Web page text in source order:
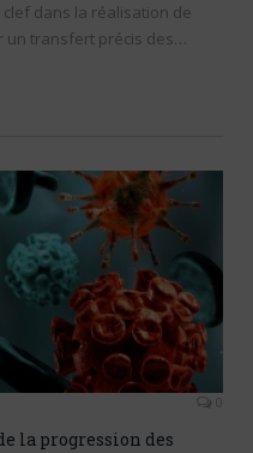
dans la réalisation de
un transfert précis des…
0
la progression des